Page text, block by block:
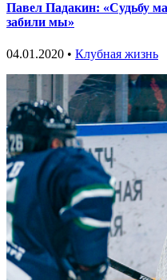
Павел Падакин: «Судьбу
забили мы»
04.01.2020 • Клубная жизнь